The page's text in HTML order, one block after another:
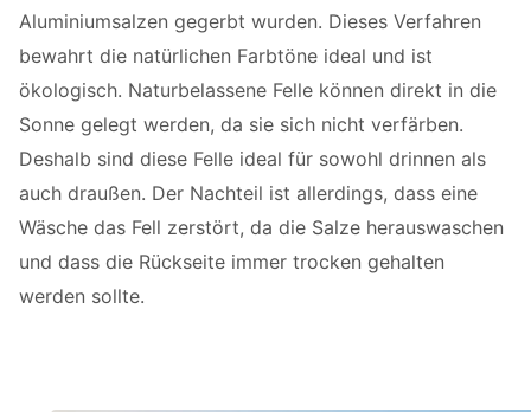
Aluminiumsalzen gegerbt wurden. Dieses Verfahren
bewahrt die natürlichen Farbtöne ideal und ist
ökologisch. Naturbelassene Felle können direkt in die
Sonne gelegt werden, da sie sich nicht verfärben.
Deshalb sind diese Felle ideal für sowohl drinnen als
auch draußen. Der Nachteil ist allerdings, dass eine
Wäsche das Fell zerstört, da die Salze herauswaschen
und dass die Rückseite immer trocken gehalten
werden sollte.